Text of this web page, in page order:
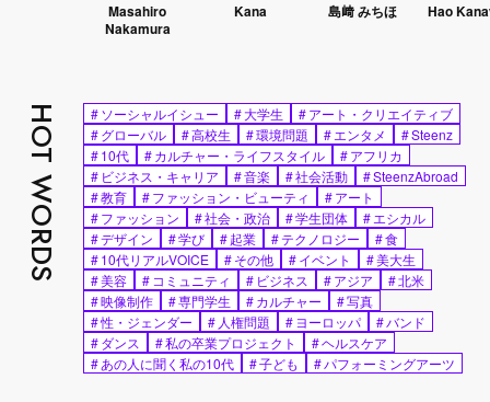
Masahiro
Nakamura
島﨑 みちほ Hao Kanayama
HOT WORDS #ソーシャルイシュー #大学生 #アート・クリエイティブ
#グローバル #高校生 #環境問題 #エンタメ #Steenz
#10代 #カルチャー・ライフスタイル #アフリカ
# ビジネス・キャリア #音楽 #社会活動 #SteenzAbroad
#教育 #ファッション・ビューティ #アート
#ファッション #社会・政治 #学生団体 #エシカル
#デザイン #学び #起業 #テクノロジー #食
#10代リアルVOICE #その他 #イベント #美大生
#美容 # コミュニティ # ビジネス #アジア #北米
#映像制作 #専門学生 #カルチャー #写真
#性・ジェンダー # 人権問題 #ヨーロッパ #バンド
#ダンス #私の卒業プロジェクト #ヘルスケア
#あの人に聞く私の10代 #子ども #パフォーミングアーツ